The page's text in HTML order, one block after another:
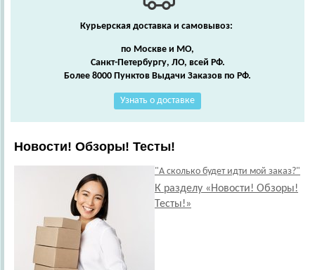
Курьерская доставка и самовывоз:
по Москве и МО,
Санкт-Петербургу, ЛО, всей РФ.
Более 8000 Пунктов Выдачи Заказов по РФ.
Узнать о доставке
Новости! Обзоры! Тесты!
"А сколько будет идти мой заказ?"
К разделу «Новости! Обзоры!
Тесты!»